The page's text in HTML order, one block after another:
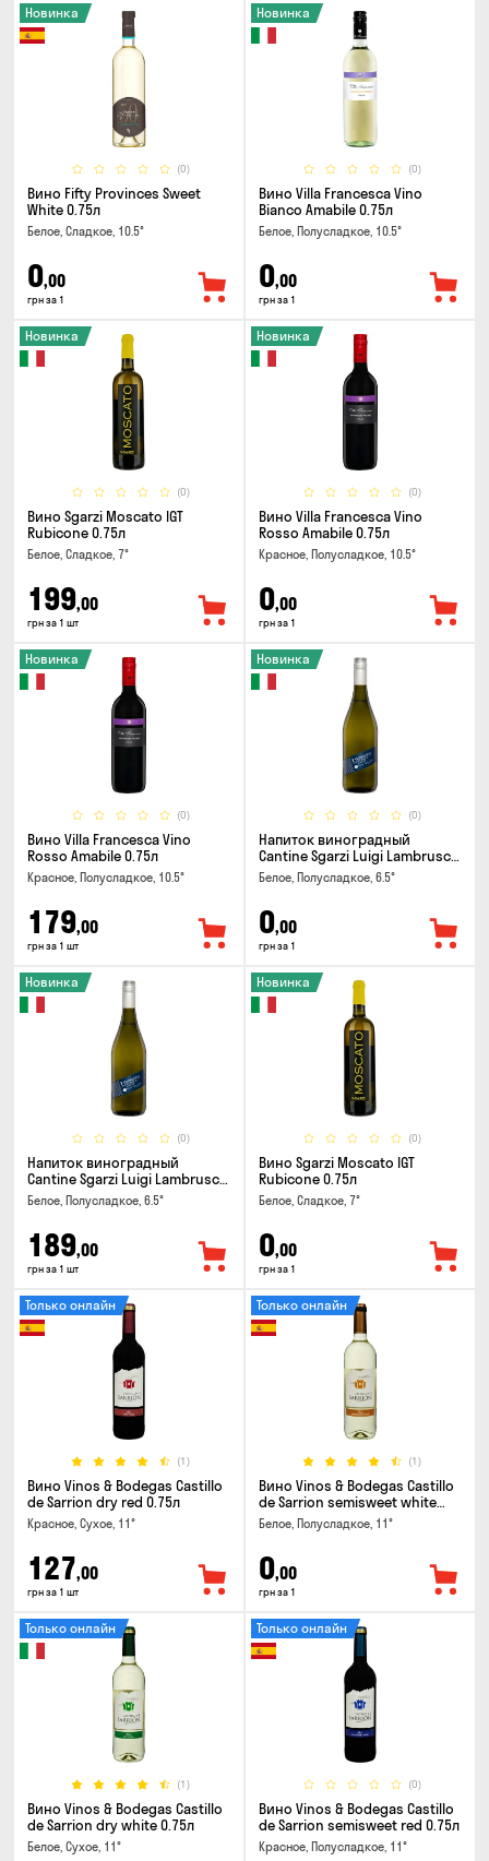
(0)
Новинка
Вино Fifty Provinces Sweet
White 0.75л
Белое, Сладкое, 10.5°
0,00
грн за 1
(0)
Новинка
Вино Villa Francesca Vino
Bianco Amabile 0.75л
Белое, Полусладкое, 10.5°
0,00
грн за 1
(0)
Новинка
Вино Sgarzi Moscato IGT
Rubicone 0.75л
Белое, Сладкое, 7°
199,00
грн за 1 шт
(0)
Новинка
Вино Villa Francesca Vino
Rosso Amabile 0.75л
Красное, Полусладкое, 10.5°
0,00
грн за 1
(0)
Новинка
Вино Villa Francesca Vino
Rosso Amabile 0.75л
Красное, Полусладкое, 10.5°
179,00
грн за 1 шт
(0)
Новинка
Напиток виноградный
Cantine Sgarzi Luigi Lambrusco
IGT Emilia Bianca Frizziante
0.75л
Белое, Полусладкое, 6.5°
0,00
грн за 1
(0)
Новинка
Напиток виноградный
Cantine Sgarzi Luigi Lambrusco
IGT Emilia Bianca Frizziante
0.75л
Белое, Полусладкое, 6.5°
189,00
грн за 1 шт
(0)
Новинка
Вино Sgarzi Moscato IGT
Rubicone 0.75л
Белое, Сладкое, 7°
0,00
грн за 1
(1)
Только онлайн
Вино Vinos & Bodegas Castillo
de Sarrion dry red 0.75л
Красное, Сухое, 11°
127,00
грн за 1 шт
(1)
Только онлайн
Вино Vinos & Bodegas Castillo
de Sarrion semisweet white
0.75л
Белое, Полусладкое, 11°
0,00
грн за 1
(1)
Только онлайн
Вино Vinos & Bodegas Castillo
de Sarrion dry white 0.75л
Белое, Сухое, 11°
(0)
Только онлайн
Вино Vinos & Bodegas Castillo
de Sarrion semisweet red 0.75л
Красное, Полусладкое, 11°